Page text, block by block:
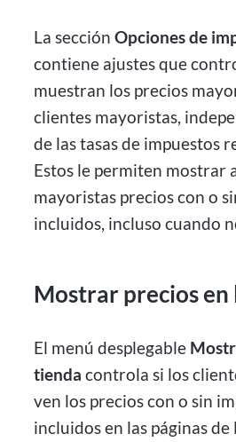
La secciónOpciones de
contiene ajustes que
muestran los precios
clientes mayoristas,
de las tasas de impuestos
Estos le permiten mostrar
mayoristas precios con o
incluidos, incluso cuando
Mostrar precios en
El menú desplegable
tienda controla si los
ven los precios con o sin
incluidos en las páginas